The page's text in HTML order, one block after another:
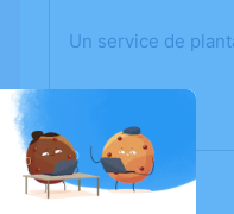
Un service de